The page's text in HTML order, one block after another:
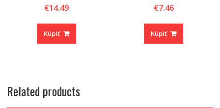
€14.49
Kúpiť
€7.46
Kúpiť
Related products